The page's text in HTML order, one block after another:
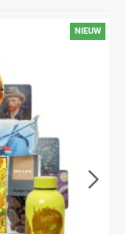
NIEUW